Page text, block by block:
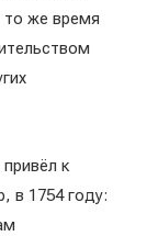
же время
к
в 1754 году: